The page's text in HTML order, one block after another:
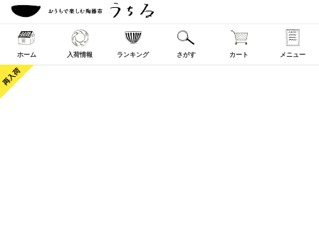
ホーム 入荷情報 ランキング さがす カート メニュー